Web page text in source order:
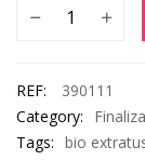
REF:
390111
Category:
Tags: bio